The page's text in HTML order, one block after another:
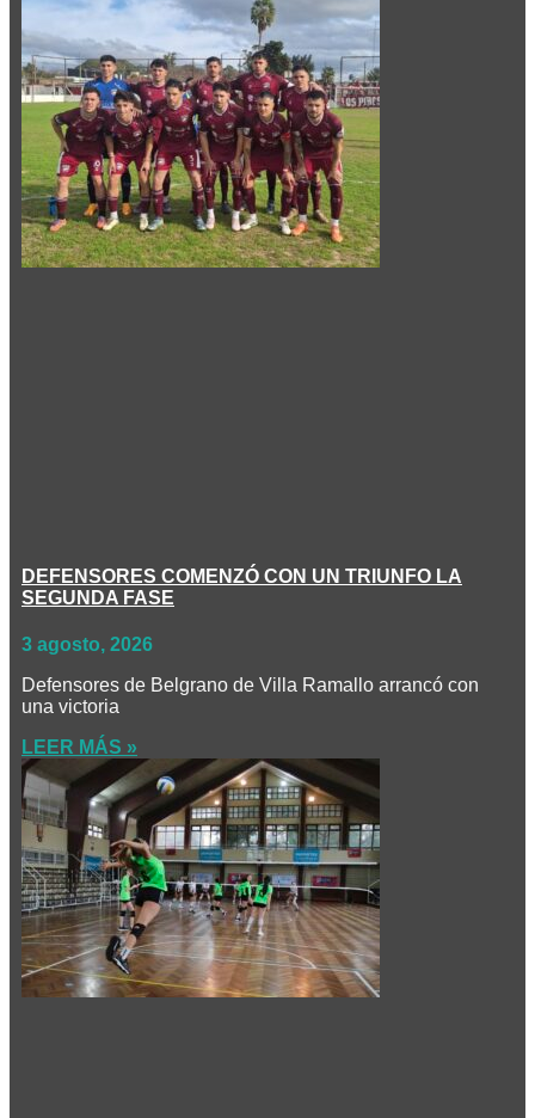
DEFENSORES COMENZÓ CON UN TRIUNFO LA
SEGUNDA FASE
3 agosto, 2026
Defensores de Belgrano de Villa Ramallo arrancó con
una victoria
LEER MÁS »